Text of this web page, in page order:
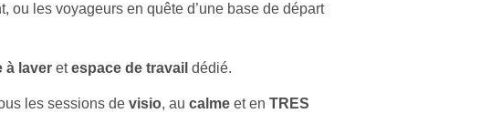
ou les voyageurs en quête d’une base de départ
à laver etespace de travail dédié.
les sessions de visio, au calme et en TRES